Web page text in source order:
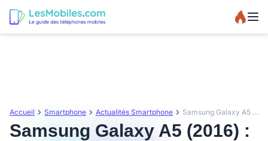
Accueil Smartphone Actualités Smartphone Samsung Galaxy A5 (2016) : Samsung Pay arrive en milieu de gamme
Samsung Galaxy A5 (2016) :